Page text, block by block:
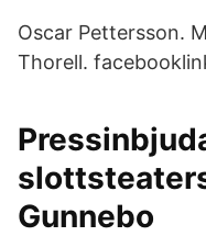
Oscar Pettersson.
Thorell.
Gunnebo